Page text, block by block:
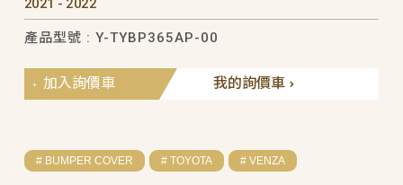
2021 - 2022
產品型號 : Y-TYBP365AP-00
我的詢價車
加入詢價車
# BUMPER COVER # TOYOTA # VENZA